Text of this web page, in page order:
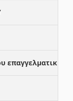
επαγγελματικης